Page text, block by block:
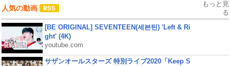
人気の動画
もっと見
る
[BE ORIGINAL] SEVENTEEN(세븐틴) 'Left & Ri
ght' (4K)
youtube.com
サザンオールスターズ 特別ライブ2020「Keep S